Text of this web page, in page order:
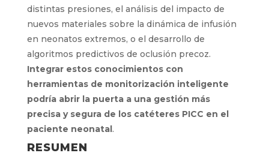
distintas presiones, el análisis del impacto de
nuevos materiales sobre la dinámica de infusión
en neonatos extremos, o el desarrollo de
algoritmos predictivos de oclusión precoz.
Integrar estos conocimientos con
herramientas de monitorización inteligente
podría abrir la puerta a una gestión más
precisa y segura de los catéteres PICC en el
paciente neonatal.
RESUMEN